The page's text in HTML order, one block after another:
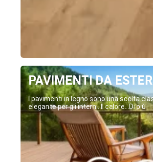
PAVIMENTI DA
I pavimenti in legno sono una scelta
elegante per gli interni. Il calore...Di più